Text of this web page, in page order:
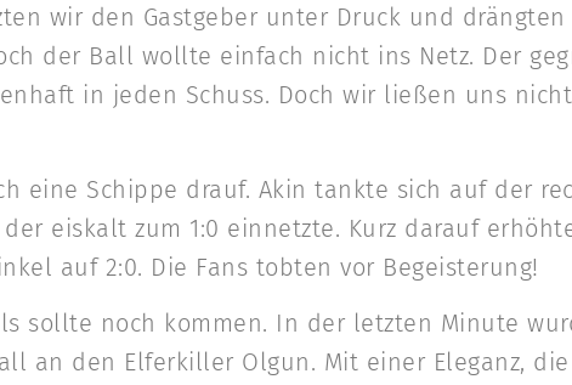
wir den Gastgeber unter Druck und
der Ball wollte einfach nicht ins Netz. Der
in jeden Schuss. Doch wir ließen uns
eine Schippe drauf. Akin tankte sich auf der
eiskalt zum 1:0 einnetzte. Kurz darauf
auf 2:0. Die Fans tobten vor Begeisterung!
sollte noch kommen. In der letzten Minute
an den Elferkiller Olgun. Mit einer Eleganz,